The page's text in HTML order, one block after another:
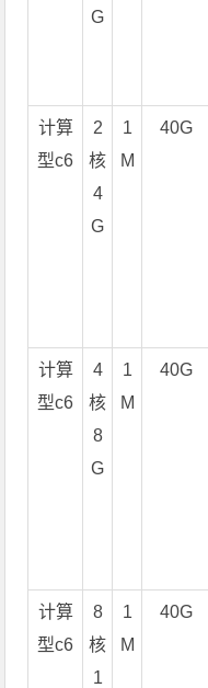
G
计算
型c6
2
核
4
G
1
M
40G
计算
型c6
4
核
8
G
1
M
40G
计算
型c6
8
核
1
1
M
40G